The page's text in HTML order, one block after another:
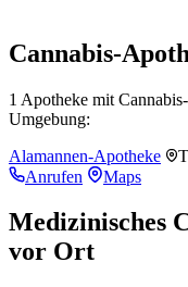
+
Cannabis-
1 Apotheke mit
Umgebung:
Alamannen-Apotheke
Anrufen
Maps
Medizinisches
vor Ort